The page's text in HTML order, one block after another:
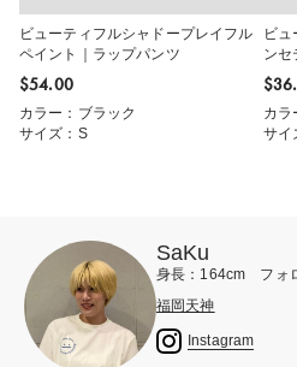
ビューティフルシャドープレイフル
ペイント｜ラップパンツ
$‌54.00
カラー：ブラック
サイズ：S
ビ
ンセ
カラ
サイ
SaKu
身長：164cm フォ
福岡天神
Instagram